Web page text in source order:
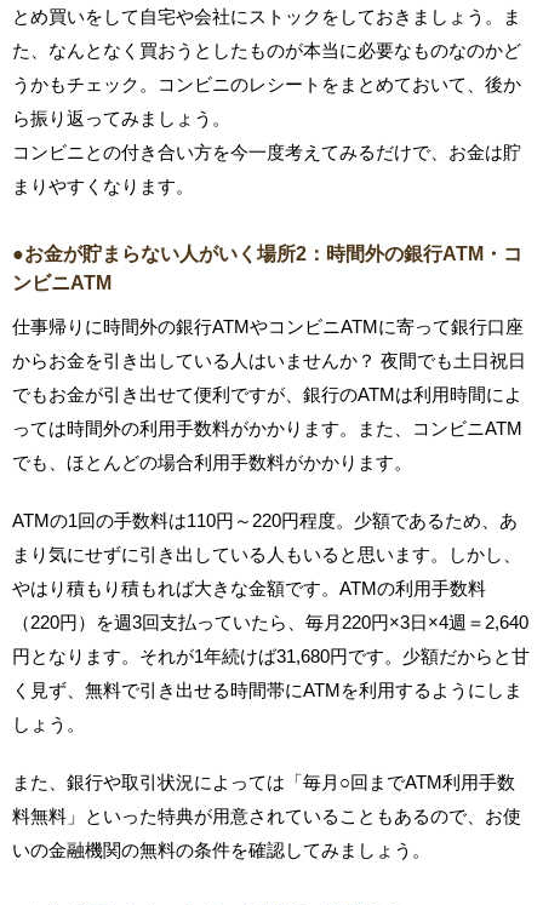
とめ買いをして自宅や会社にストックをしておきましょう。ま
た、なんとなく買おうとしたものが本当に必要なものなのかど
うかもチェック。コンビニのレシートをまとめておいて、後か
ら振り返ってみましょう。
コンビニとの付き合い方を今一度考えてみるだけで、お金は貯
まりやすくなります。
●お金が貯まらない人がいく場所2：時間外の銀行ATM・コ
ンビニATM
仕事帰りに時間外の銀行ATMやコンビニATMに寄って銀行口座
からお金を引き出している人はいませんか？ 夜間でも土日祝日
でもお金が引き出せて便利ですが、銀行のATMは利用時間によ
っては時間外の利用手数料がかかります。また、コンビニATM
でも、ほとんどの場合利用手数料がかかります。
ATMの1回の手数料は110円～220円程度。少額であるため、あ
まり気にせずに引き出している人もいると思います。しかし、
やはり積もり積もれば大きな金額です。ATMの利用手数料
（220円）を週3回支払っていたら、毎月220円×3日×4週＝2,640
円となります。それが1年続けば31,680円です。少額だからと甘
く見ず、無料で引き出せる時間帯にATMを利用するようにしま
しょう。
また、銀行や取引状況によっては「毎月○回までATM利用手数
料無料」といった特典が用意されていることもあるので、お使
いの金融機関の無料の条件を確認してみましょう。